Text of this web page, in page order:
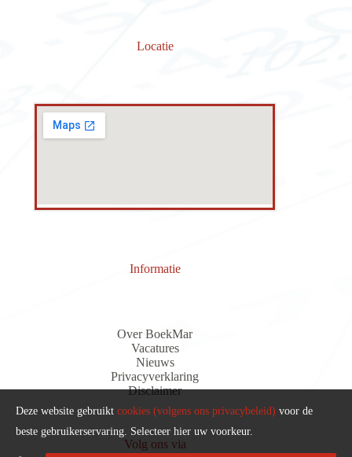
Locatie
Informatie
Over BoekMar
Vacatures
Nieuws
Privacyverklaring
Disclaimer
Volg ons via
Deze website gebruikt cookies (volgens ons privacybeleid) voor de
beste gebruikerservaring. Selecteer hier uw voorkeur.